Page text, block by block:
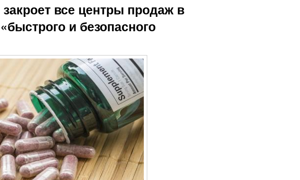
все центры продаж в
и безопасного